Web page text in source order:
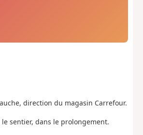
direction du magasin Carrefour.
sentier, dans le prolongement.